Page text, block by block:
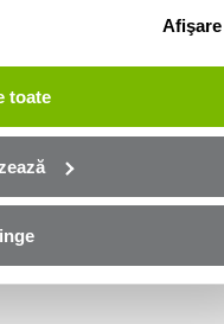
Afişare
toate
te de
Completează
in cel mai scurt